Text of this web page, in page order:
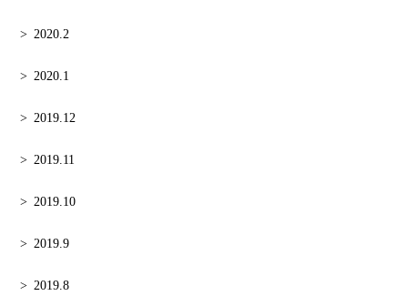
2020.2
2020.1
2019.12
2019.11
2019.10
2019.9
2019.8